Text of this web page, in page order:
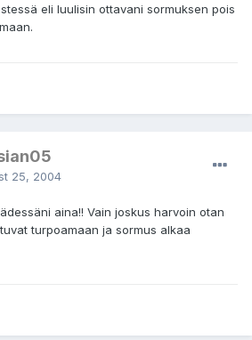
eli luulisin ottavani sormuksen pois
25, 2004
aina!! Vain joskus harvoin otan
turpoamaan ja sormus alkaa